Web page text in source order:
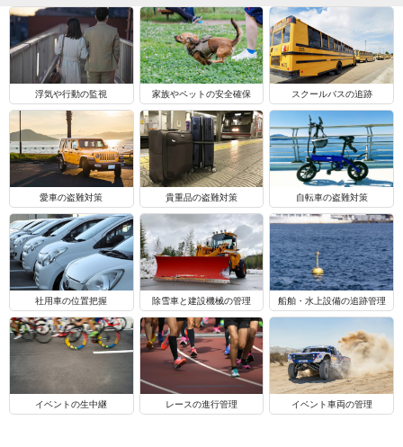
浮気や行動の監視 家族やペットの安全確保 スクールバスの追跡
愛車の盗難対策 貴重品の盗難対策 自転車の盗難対策
社用車の位置把握 除雪車と建設機械の管理 船舶・水上設備の追跡管理
イベントの生中継 レースの進行管理 イベント車両の管理